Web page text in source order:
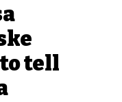
tell